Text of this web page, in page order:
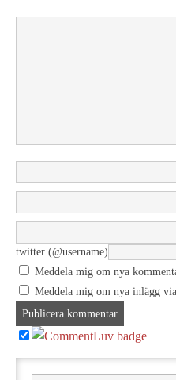
twitter (@username)
Meddela mig om nya
Meddela mig om nya inlägg